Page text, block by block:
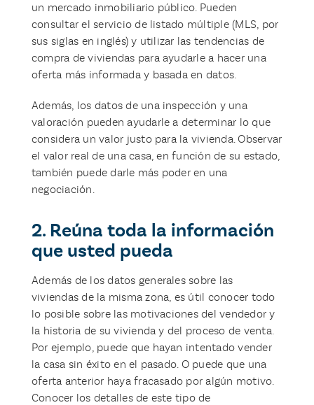
un mercado inmobiliario público. Pueden
consultar el servicio de listado múltiple (MLS, por
sus siglas en inglés) y utilizar las tendencias de
compra de viviendas para ayudarle a hacer una
oferta más informada y basada en datos.
Además, los datos de una inspección y una
valoración pueden ayudarle a determinar lo que
considera un valor justo para la vivienda. Observar
el valor real de una casa, en función de su estado,
también puede darle más poder en una
negociación.
2. Reúna toda la información
que usted pueda
Además de los datos generales sobre las
viviendas de la misma zona, es útil conocer todo
lo posible sobre las motivaciones del vendedor y
la historia de su vivienda y del proceso de venta.
Por ejemplo, puede que hayan intentado vender
la casa sin éxito en el pasado. O puede que una
oferta anterior haya fracasado por algún motivo.
Conocer los detalles de este tipo de